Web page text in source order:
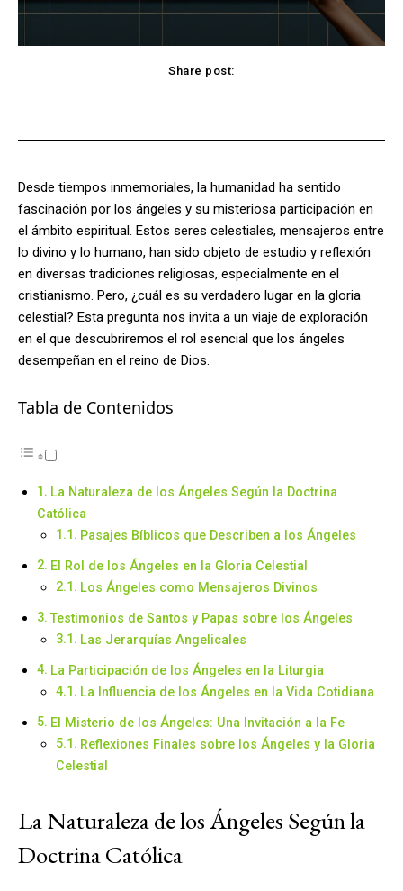
Share post:
Desde tiempos inmemoriales, la humanidad ha sentido
fascinación por los ángeles y su misteriosa participación en
el ámbito espiritual. Estos seres celestiales, mensajeros entre
lo divino y lo humano, han sido objeto de estudio y reflexión
en diversas tradiciones religiosas, especialmente en el
cristianismo. Pero, ¿cuál es su verdadero lugar en la gloria
celestial? Esta pregunta nos invita a un viaje de exploración
en el que descubriremos el rol esencial que los ángeles
desempeñan en el reino de Dios.
Tabla de Contenidos
La Naturaleza de los Ángeles Según la Doctrina
Católica
Pasajes Bíblicos que Describen a los Ángeles
El Rol de los Ángeles en la Gloria Celestial
Los Ángeles como Mensajeros Divinos
Testimonios de Santos y Papas sobre los Ángeles
Las Jerarquías Angelicales
La Participación de los Ángeles en la Liturgia
La Influencia de los Ángeles en la Vida Cotidiana
El Misterio de los Ángeles: Una Invitación a la Fe
Reflexiones Finales sobre los Ángeles y la Gloria
Celestial
La Naturaleza de los Ángeles Según la
Doctrina Católica